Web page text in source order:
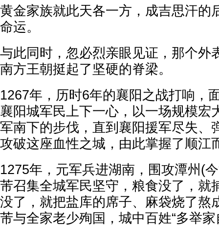
黄金家族就此天各一方，成吉思汗的
命运。
与此同时，忽必烈亲眼见证，那个外
南方王朝挺起了坚硬的脊梁。
1267年，历时6年的襄阳之战打响，
襄阳城军民上下一心，以一场规模宏
军南下的步伐，直到襄阳援军尽失、
攻破这座血性之城，由此掌握了顺江
1275年，元军兵进湖南，围攻潭州(
芾召集全城军民坚守，粮食没了，就
没了，就把盐库的席子、麻袋烧了熬
芾与全家老少殉国，城中百姓“多举